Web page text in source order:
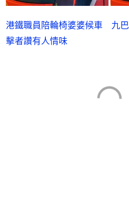
港鐵職員陪輪椅婆婆候車 九
擊者讚有人情味